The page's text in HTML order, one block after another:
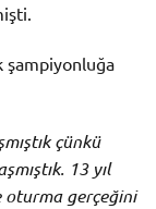
şampiyonluğa
çünkü
13 yıl
oturma gerçeğini